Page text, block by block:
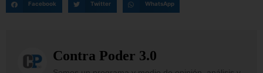
Facebook Twitter WhatsApp
Contra Poder 3.0